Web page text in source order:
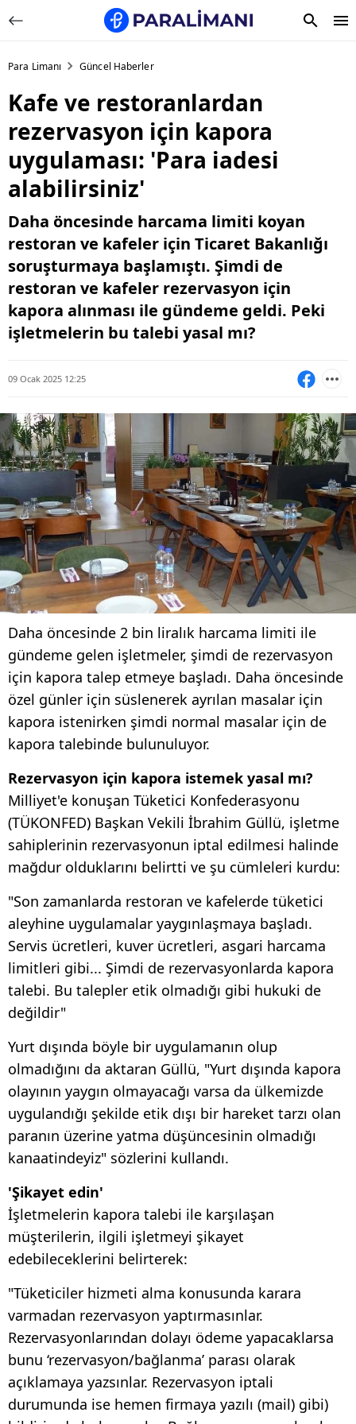
Para Limanı Güncel Haberler
Kafe ve restoranlardan
rezervasyon için kapora
uygulaması: 'Para iadesi
alabilirsiniz'
Daha öncesinde harcama limiti koyan
restoran ve kafeler için Ticaret Bakanlığı
soruşturmaya başlamıştı. Şimdi de
restoran ve kafeler rezervasyon için
kapora alınması ile gündeme geldi. Peki
işletmelerin bu talebi yasal mı?
09 Ocak 2025 12:25
Daha öncesinde 2 bin liralık harcama limiti ile
gündeme gelen işletmeler, şimdi de rezervasyon
için kapora talep etmeye başladı. Daha öncesinde
özel günler için süslenerek ayrılan masalar için
kapora istenirken şimdi normal masalar için de
kapora talebinde bulunuluyor.
Rezervasyon için kapora istemek yasal mı?
Milliyet'e konuşan Tüketici Konfederasyonu
(TÜKONFED) Başkan Vekili İbrahim Güllü, işletme
sahiplerinin rezervasyonun iptal edilmesi halinde
mağdur olduklarını belirtti ve şu cümleleri kurdu:
"Son zamanlarda restoran ve kafelerde tüketici
aleyhine uygulamalar yaygınlaşmaya başladı.
Servis ücretleri, kuver ücretleri, asgari harcama
limitleri gibi... Şimdi de rezervasyonlarda kapora
talebi. Bu talepler etik olmadığı gibi hukuki de
değildir"
Yurt dışında böyle bir uygulamanın olup
olmadığını da aktaran Güllü, "Yurt dışında kapora
olayının yaygın olmayacağı varsa da ülkemizde
uygulandığı şekilde etik dışı bir hareket tarzı olan
paranın üzerine yatma düşüncesinin olmadığı
kanaatindeyiz" sözlerini kullandı.
'Şikayet edin'
İşletmelerin kapora talebi ile karşılaşan
müşterilerin, ilgili işletmeyi şikayet
edebileceklerini belirterek:
"Tüketiciler hizmeti alma konusunda karara
varmadan rezervasyon yaptırmasınlar.
Rezervasyonlarından dolayı ödeme yapacaklarsa
bunu ‘rezervasyon/bağlanma’ parası olarak
açıklamaya yazsınlar. Rezervasyon iptali
durumunda ise hemen firmaya yazılı (mail) gibi)